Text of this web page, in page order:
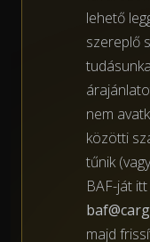
lehető
szereplő
nem
közötti
tűnik
BAF-ját
majd